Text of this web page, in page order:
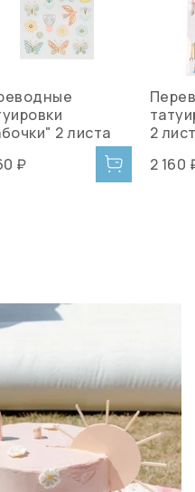
2 листа
₽
2
2 160